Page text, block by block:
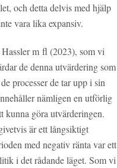
och detta delvis med hjälp
vara lika expansiv.
m fl (2023), som vi
de denna utvärdering som
processer de tar upp i sin
nämligen en utförlig
kunna göra utvärderingen.
är ett långsiktigt
med negativ ränta var ett
i det rådande läget. Som vi